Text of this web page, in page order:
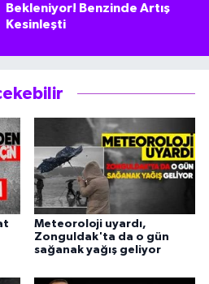
Bekleniyor! Benzinde Artış
Kesinleşti
Meteoroloji uyardı,
Zonguldak'ta da o gün
sağanak yağış geliyor